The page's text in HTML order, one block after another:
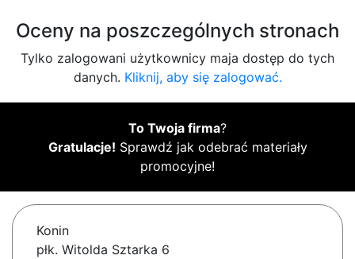
Oceny na poszczególnych stronach
Tylko zalogowani użytkownicy maja dostęp do tych
danych. Kliknij, aby się zalogować.
To Twoja firma?
Gratulacje! Sprawdź jak odebrać materiały
promocyjne!
Konin
płk. Witolda Sztarka 6